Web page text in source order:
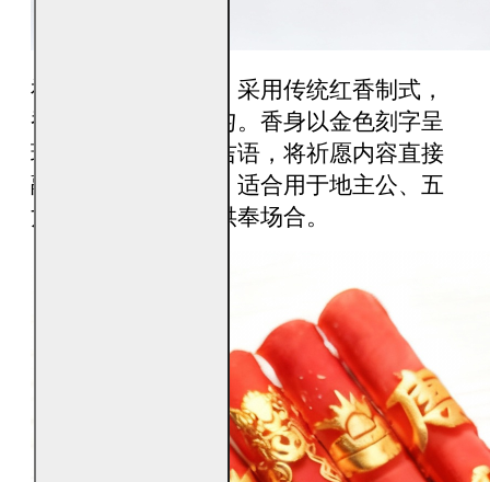
福海五方地主红香，采用传统红香制式，
香体稳直，燃烧均匀。香身以金色刻字呈
现多组地主与招财吉语，将祈愿内容直接
融入香体工艺之中，适合用于地主公、五
方地主及土地相关供奉场合。